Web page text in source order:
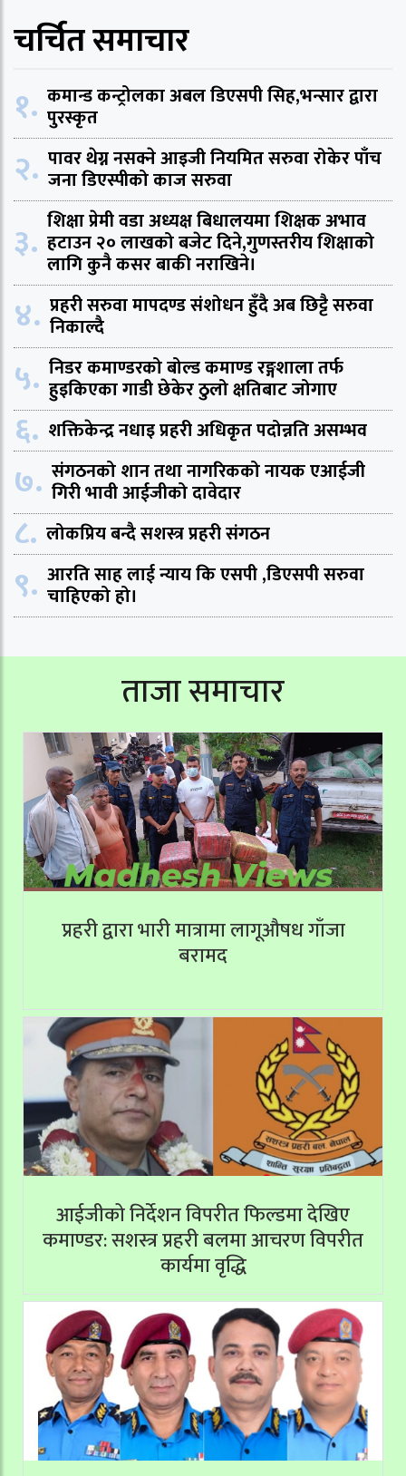
चर्चित समाचार
१. कमान्ड कन्ट्रोलका अबल डिएसपी सिह,भन्सार द्वारा
पुरस्कृत
२. पावर थेग्न नसक्ने आइजी नियमित सरुवा रोकेर पाँच
जना डिएस्पीको काज सरुवा
३. शिक्षा प्रेमी वडा अध्यक्ष बिधालयमा शिक्षक अभाव
हटाउन २० लाखको बजेट दिने,गुणस्तरीय शिक्षाको
लागि कुनै कसर बाकी नराखिने।
४. प्रहरी सरुवा मापदण्ड संशोधन हुँदै अब छिट्टै सरुवा
निकाल्दै
५. निडर कमाण्डरको बोल्ड कमाण्ड रङ्गशाला तर्फ
हुइकिएका गाडी छेकेर ठुलो क्षतिबाट जोगाए
६. शक्तिकेन्द्र नधाइ प्रहरी अधिकृत पदोन्नति असम्भव
७. संगठनको शान तथा नागरिकको नायक एआईजी
गिरी भावी आईजीको दावेदार
८. लोकप्रिय बन्दै सशस्त्र प्रहरी संगठन
९. आरति साह लाई न्याय कि एसपी ,डिएसपी सरुवा
चाहिएको हो।
ताजा समाचार
प्रहरी द्वारा भारी मात्रामा लागूऔषध गाँजा
बरामद
आईजीको निर्देशन विपरीत फिल्डमा देखिए
कमाण्डर: सशस्त्र प्रहरी बलमा आचरण विपरीत
कार्यमा वृद्धि